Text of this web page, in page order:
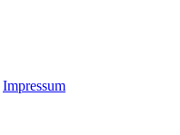
Impressum